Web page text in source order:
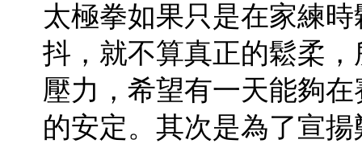
太極拳如果只是在家練
抖，就不算真正的鬆柔
壓力，希望有一天能夠
的安定。其次是為了宣